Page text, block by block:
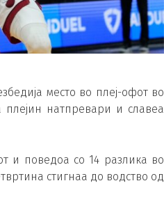
место во плеј-офот во
натпревари и славеа
и поведоа со 14 разлика во
стигнаа до водство од